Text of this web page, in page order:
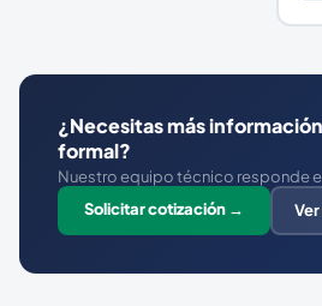
¿Necesitas más
formal?
Nuestro equipo técnico responde
Solicitar cotización →